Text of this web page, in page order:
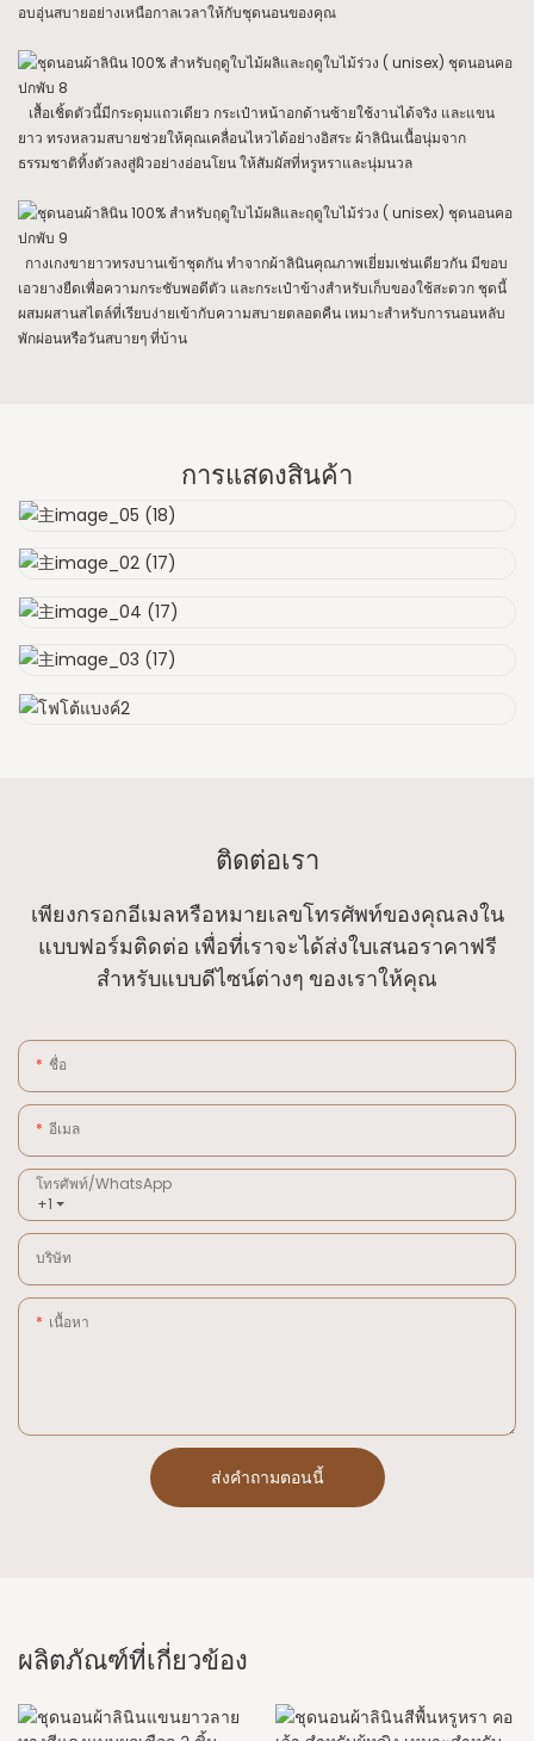
อบอุ่นสบายอย่างเหนือกาลเวลาให้กับชุดนอนของคุณ
เสื้อเชิ้ตตัวนี้มีกระดุมแถวเดียว กระเป๋าหน้าอกด้านซ้ายใช้งานได้จริง และแขน
ยาว ทรงหลวมสบายช่วยให้คุณเคลื่อนไหวได้อย่างอิสระ ผ้าลินินเนื้อนุ่มจาก
ธรรมชาติทิ้งตัวลงสู่ผิวอย่างอ่อนโยน ให้สัมผัสที่หรูหราและนุ่มนวล
กางเกงขายาวทรงบานเข้าชุดกัน ทำจากผ้าลินินคุณภาพเยี่ยมเช่นเดียวกัน มีขอบ
เอวยางยืดเพื่อความกระชับพอดีตัว และกระเป๋าข้างสำหรับเก็บของใช้สะดวก ชุดนี้
ผสมผสานสไตล์ที่เรียบง่ายเข้ากับความสบายตลอดคืน เหมาะสำหรับการนอนหลับ
พักผ่อนหรือวันสบายๆ ที่บ้าน
การแสดงสินค้า
ติดต่อเรา
เพียงกรอกอีเมลหรือหมายเลขโทรศัพท์ของคุณลงใน
แบบฟอร์มติดต่อ เพื่อที่เราจะได้ส่งใบเสนอราคาฟรี
สำหรับแบบดีไซน์ต่างๆ ของเราให้คุณ
ชื่อ
อีเมล
+1
โทรศัพท์/WhatsApp
บริษัท
เนื้อหา
ส่งคำถามตอนนี้
ผลิตภัณฑ์ที่เกี่ยวข้อง